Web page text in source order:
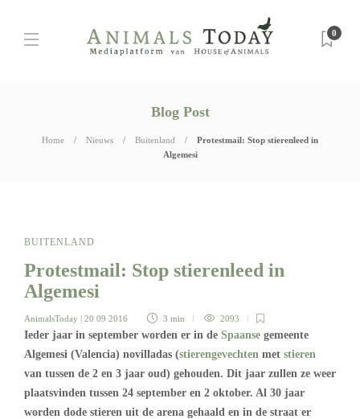
0
Blog Post
Home Nieuws Buitenland
Protestmail: Stop stierenleed in
Algemesi
BUITENLAND
Protestmail: Stop stierenleed in
Algemesi
AnimalsToday | 20 09 2016 3 min 2093
Ieder jaar in september worden er in de Spaanse gemeente
Algemesi (Valencia) novilladas (stierengevechten met stieren
van tussen de 2 en 3 jaar oud) gehouden. Dit jaar zullen ze weer
plaatsvinden tussen 24 september en 2 oktober. Al 30 jaar
worden dode stieren uit de arena gehaald en in de straat er